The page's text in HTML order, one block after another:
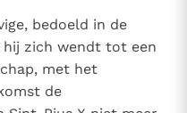
bedoeld in de
zich wendt tot een
met het
de